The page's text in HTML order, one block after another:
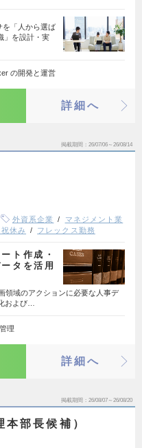
を「人から選ば
」を設計・実
の開発と運営
詳細へ
掲載期間 26/07/06～26/08/14
外資系企業
マネジメント業
祝休み フレックス勤務
ト作成・
タを活用
領域のアクションに必要な人事デ
および…
理
詳細へ
掲載期間 26/08/07～26/08/20
本部長候補）